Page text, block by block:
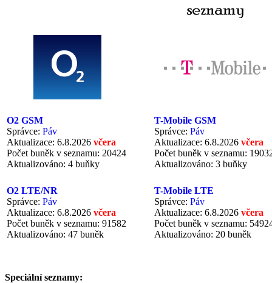
O2 GSM
Správce: Páv
Aktualizace: 6.8.2026 včera
Počet buněk v seznamu: 20424
Aktualizováno: 4 buňky
T-Mobile GSM
Správce: Páv
Aktualizace: 6.8.2026 včera
Počet buněk v seznamu:
Aktualizováno: 3 buňky
O2 LTE/NR
Správce: Páv
Aktualizace: 6.8.2026 včera
Počet buněk v seznamu: 91582
Aktualizováno: 47 buněk
T-Mobile LTE
Správce: Páv
Aktualizace: 6.8.2026 včera
Počet buněk v seznamu:
Aktualizováno: 20 buněk
Speciální seznamy: